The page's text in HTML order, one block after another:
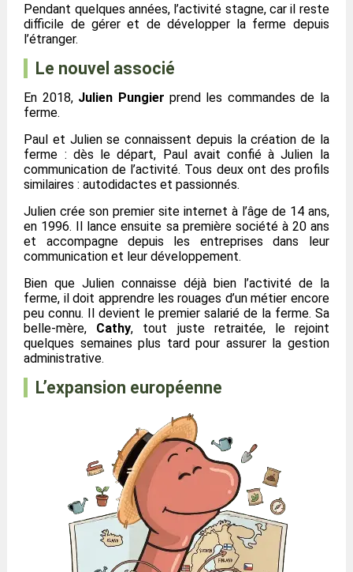
Pendant quelques années, l’activité stagne, car il reste
difficile de gérer et de développer la ferme depuis
l’étranger.
Le nouvel associé
En 2018, Julien Pungier prend les commandes de la
ferme.
Paul et Julien se connaissent depuis la création de la
ferme : dès le départ, Paul avait confié à Julien la
communication de l’activité. Tous deux ont des profils
similaires : autodidactes et passionnés.
Julien crée son premier site internet à l’âge de 14 ans,
en 1996. Il lance ensuite sa première société à 20 ans
et accompagne depuis les entreprises dans leur
communication et leur développement.
Bien que Julien connaisse déjà bien l’activité de la
ferme, il doit apprendre les rouages d’un métier encore
peu connu. Il devient le premier salarié de la ferme. Sa
belle-mère, Cathy, tout juste retraitée, le rejoint
quelques semaines plus tard pour assurer la gestion
administrative.
L’expansion européenne